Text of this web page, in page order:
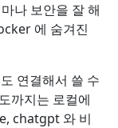
나 보안을 잘 해
에 숨겨진
연결해서 쓸 수
까지는 로컬에
chatgpt 와 비